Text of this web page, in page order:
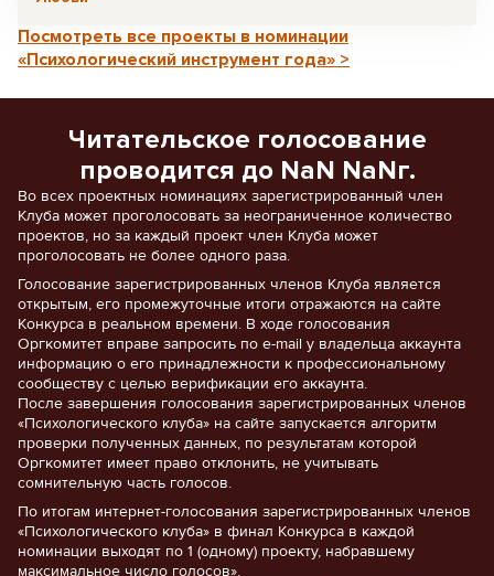
Посмотреть все проекты в номинации
«Психологический инструмент года» >
Читательское голосование
проводится до NaN NaNг.
Во всех проектных номинациях зарегистрированный член
Клуба может проголосовать за неограниченное количество
проектов, но за каждый проект член Клуба может
проголосовать не более одного раза.
Голосование зарегистрированных членов Клуба является
открытым, его промежуточные итоги отражаются на сайте
Конкурса в реальном времени. В ходе голосования
Оргкомитет вправе запросить по e-mail у владельца аккаунта
информацию о его принадлежности к профессиональному
сообществу с целью верификации его аккаунта.
После завершения голосования зарегистрированных членов
«Психологического клуба» на сайте запускается алгоритм
проверки полученных данных, по результатам которой
Оргкомитет имеет право отклонить, не учитывать
сомнительную часть голосов.
По итогам интернет-голосования зарегистрированных членов
«Психологического клуба» в финал Конкурса в каждой
номинации выходят по 1 (одному) проекту, набравшему
максимальное число голосов».